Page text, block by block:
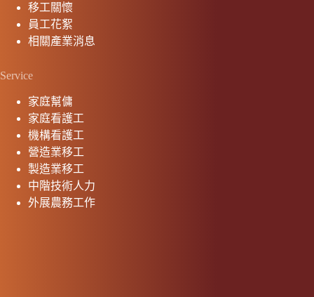
移工關懷
員工花絮
相關產業消息
Service
家庭幫傭
家庭看護工
機構看護工
營造業移工
製造業移工
中階技術人力
外展農務工作